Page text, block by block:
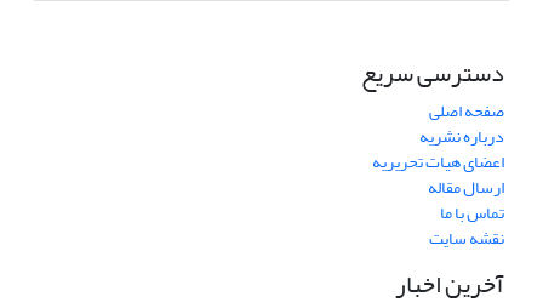
دسترسی سریع
صفحه اصلی
درباره نشریه
اعضای هیات تحریریه
ارسال مقاله
تماس با ما
نقشه سایت
آخرین اخبار